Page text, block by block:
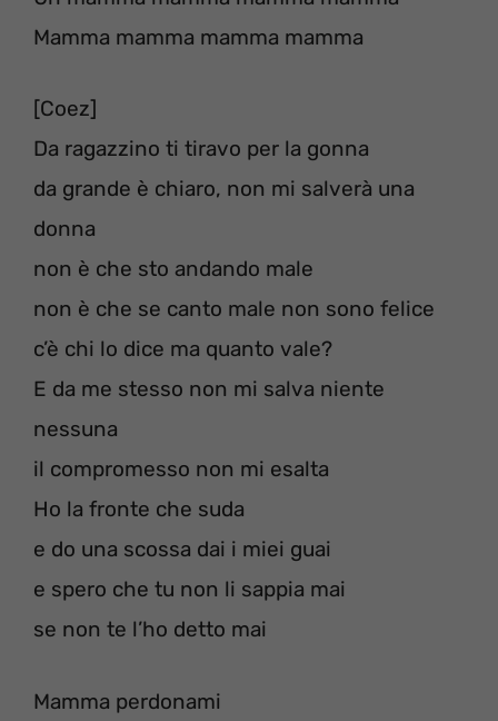
Mamma mamma mamma mamma
[Coez]
Da ragazzino ti tiravo per la gonna
da grande è chiaro, non mi salverà una
donna
non è che sto andando male
non è che se canto male non sono felice
c’è chi lo dice ma quanto vale?
E da me stesso non mi salva niente
nessuna
il compromesso non mi esalta
Ho la fronte che suda
e do una scossa dai i miei guai
e spero che tu non li sappia mai
se non te l’ho detto mai
Mamma perdonami